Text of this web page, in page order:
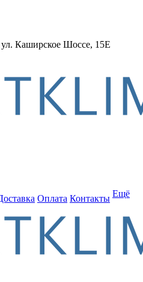
Каширское Шоссе, 15Е
Оплата Контакты Ещё